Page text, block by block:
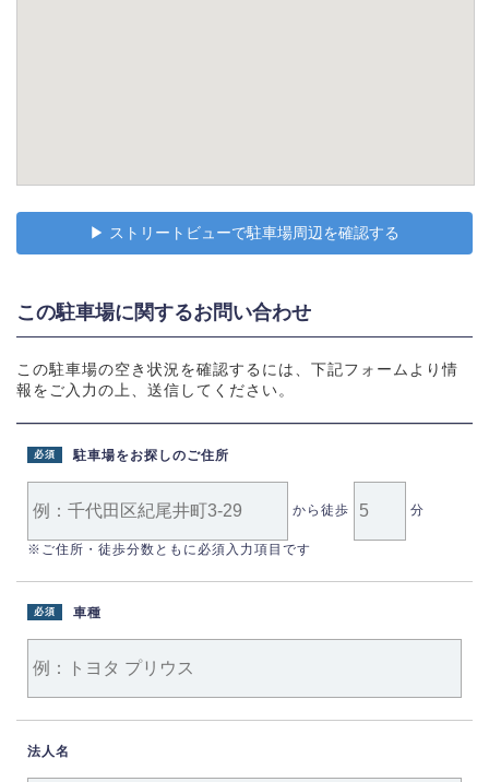
▶︎ ストリートビューで駐車場周辺を確認する
この駐車場に関するお問い合わせ
この駐車場の空き状況を確認するには、下記フォームより情
報をご入力の上、送信してください。
駐車場をお探しのご住所
必須
から徒歩 分
※ご住所・徒歩分数ともに必須入力項目です
車種
必須
法人名